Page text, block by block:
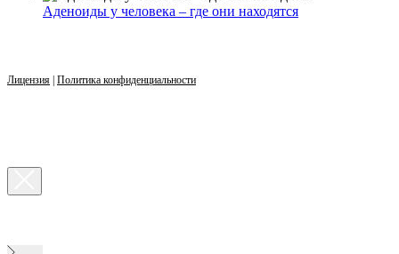
Аденоиды у человека – где они находятся
Лицензия | Политика конфиденциальности